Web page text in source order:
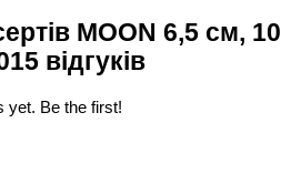
MOON 6,5 см, 10
відгуків
yet. Be the first!